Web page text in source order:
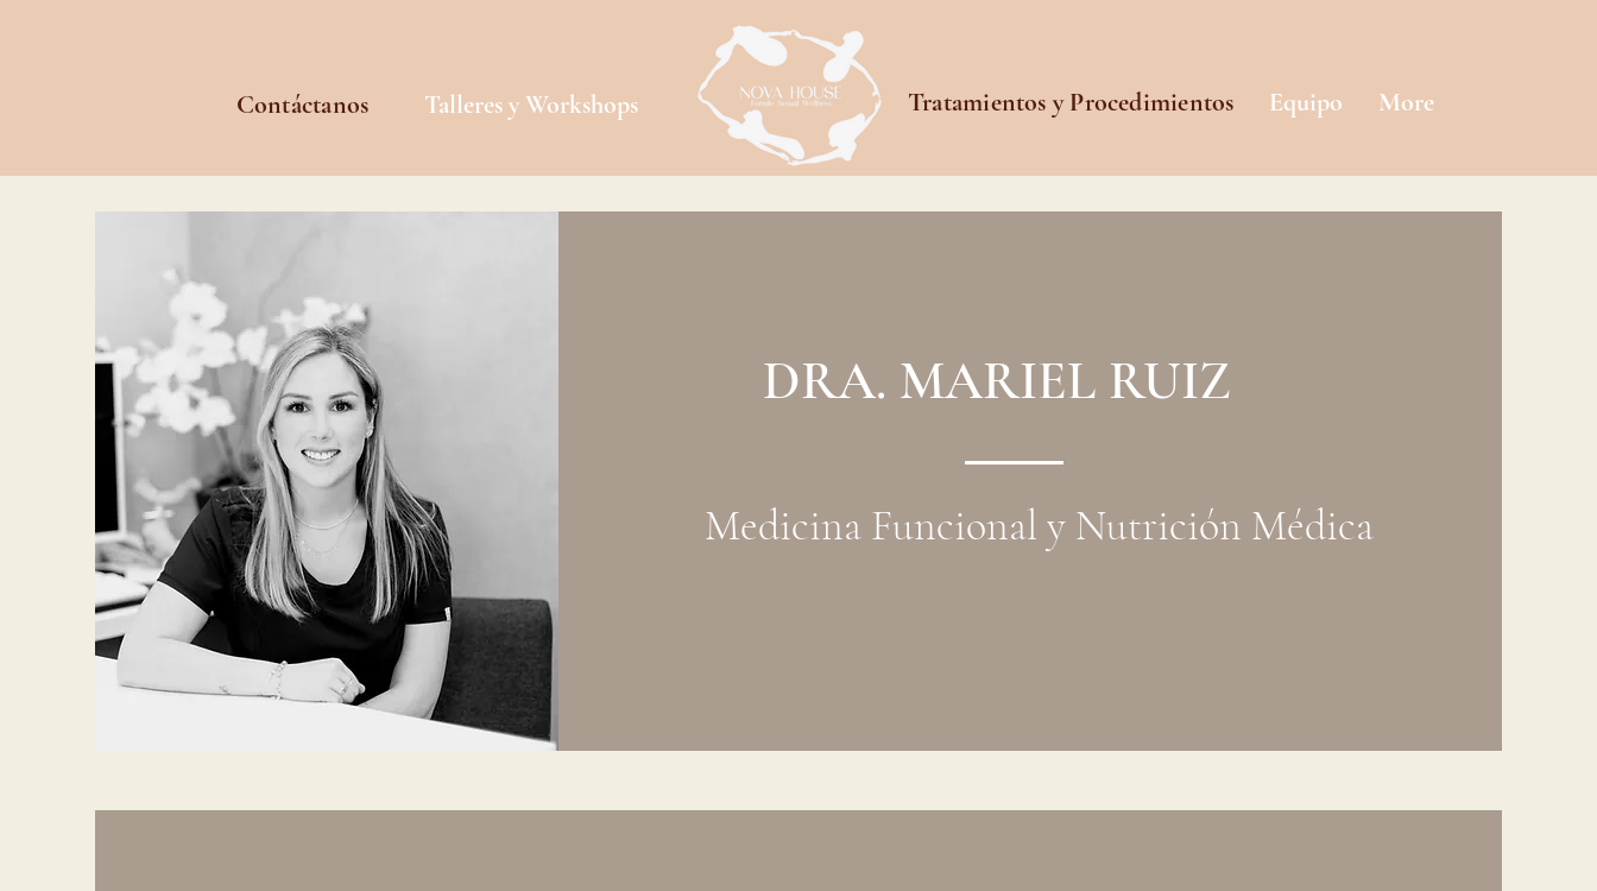
Tratamientos y Procedimientos Equipo More
Talleres y Workshops
Contáctanos
DRA. MARIEL RUIZ
Medicina Funcional y Nutrición Médica